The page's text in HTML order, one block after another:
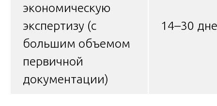
экономическую
экспертизу (с
большим объемом
первичной
документации)
14–30